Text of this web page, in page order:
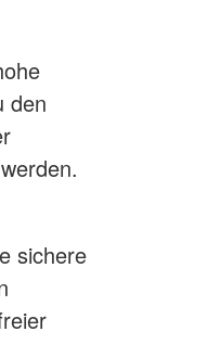
den
sichere